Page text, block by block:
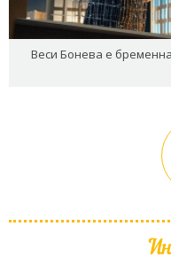
Веси Бонева е бременна